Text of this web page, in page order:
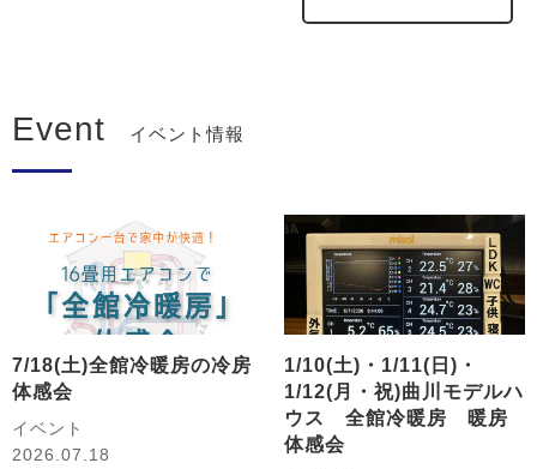
Event イベント情報
7/18(土)全館冷暖房の冷房
体感会
イベント
2026.07.18
1/10(土)・1/11(日)・
1/12(月・祝)曲川モデルハ
ウス 全館冷暖房 暖房
体感会